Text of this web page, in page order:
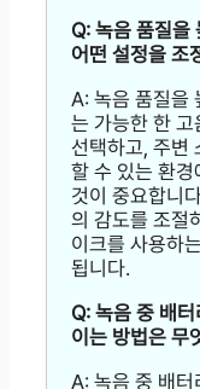
Q: 녹음 품질을
어떤 설정을 조
A: 녹음 품질을
는 가능한 한 고
선택하고, 주변
할 수 있는 환경
것이 중요합니
의 감도를 조절
이크를 사용하
됩니다.
Q: 녹음 중 배
이는 방법은 무
A: 녹음 중 배터